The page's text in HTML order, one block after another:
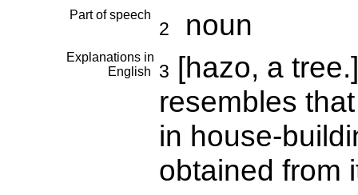
Part of speech
2 noun
Explanations in
English
3 [hazo, a
resembles
in house-
obtained from